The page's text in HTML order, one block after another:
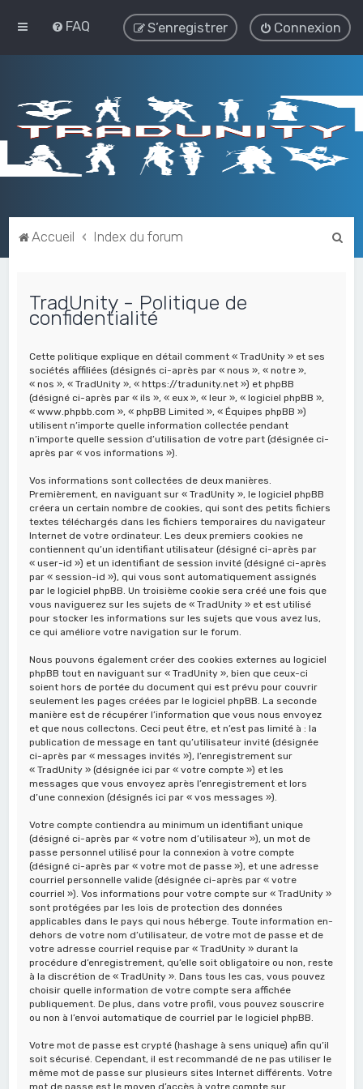
FAQ Connexion
S’enregistrer
Accueil Index du forum
TradUnity - Politique de
confidentialité
Cette politique explique en détail comment « TradUnity » et ses
sociétés affiliées (désignés ci-après par « nous », « notre »,
« nos », « TradUnity », « https://tradunity.net ») et phpBB
(désigné ci-après par « ils », « eux », « leur », « logiciel phpBB »,
« www.phpbb.com », « phpBB Limited », « Équipes phpBB »)
utilisent n’importe quelle information collectée pendant
n’importe quelle session d’utilisation de votre part (désignée ci-
après par « vos informations »).
Vos informations sont collectées de deux manières.
Premièrement, en naviguant sur « TradUnity », le logiciel phpBB
créera un certain nombre de cookies, qui sont des petits fichiers
textes téléchargés dans les fichiers temporaires du navigateur
Internet de votre ordinateur. Les deux premiers cookies ne
contiennent qu’un identifiant utilisateur (désigné ci-après par
« user-id ») et un identifiant de session invité (désigné ci-après
par « session-id »), qui vous sont automatiquement assignés
par le logiciel phpBB. Un troisième cookie sera créé une fois que
vous naviguerez sur les sujets de « TradUnity » et est utilisé
pour stocker les informations sur les sujets que vous avez lus,
ce qui améliore votre navigation sur le forum.
Nous pouvons également créer des cookies externes au logiciel
phpBB tout en naviguant sur « TradUnity », bien que ceux-ci
soient hors de portée du document qui est prévu pour couvrir
seulement les pages créées par le logiciel phpBB. La seconde
manière est de récupérer l’information que vous nous envoyez
et que nous collectons. Ceci peut être, et n’est pas limité à : la
publication de message en tant qu’utilisateur invité (désignée
ci-après par « messages invités »), l’enregistrement sur
« TradUnity » (désignée ici par « votre compte ») et les
messages que vous envoyez après l’enregistrement et lors
d’une connexion (désignés ici par « vos messages »).
Votre compte contiendra au minimum un identifiant unique
(désigné ci-après par « votre nom d’utilisateur »), un mot de
passe personnel utilisé pour la connexion à votre compte
(désigné ci-après par « votre mot de passe »), et une adresse
courriel personnelle valide (désignée ci-après par « votre
courriel »). Vos informations pour votre compte sur « TradUnity »
sont protégées par les lois de protection des données
applicables dans le pays qui nous héberge. Toute information en-
dehors de votre nom d’utilisateur, de votre mot de passe et de
votre adresse courriel requise par « TradUnity » durant la
procédure d’enregistrement, qu’elle soit obligatoire ou non, reste
à la discrétion de « TradUnity ». Dans tous les cas, vous pouvez
choisir quelle information de votre compte sera affichée
publiquement. De plus, dans votre profil, vous pouvez souscrire
ou non à l’envoi automatique de courriel par le logiciel phpBB.
Votre mot de passe est crypté (hashage à sens unique) afin qu’il
soit sécurisé. Cependant, il est recommandé de ne pas utiliser le
même mot de passe sur plusieurs sites Internet différents. Votre
mot de passe est le moyen d’accès à votre compte sur